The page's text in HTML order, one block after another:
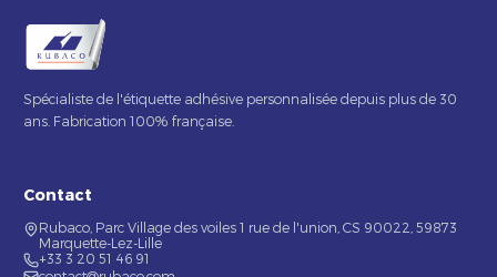
Spécialiste de l'étiquette adhésive personnalisée depuis plus de 30
ans. Fabrication 100% française.
Contact
Rubaco, Parc Village des voiles 1 rue de l'union, CS 90022, 59873
Marquette-Lez-Lille
+33 3 20 51 46 91